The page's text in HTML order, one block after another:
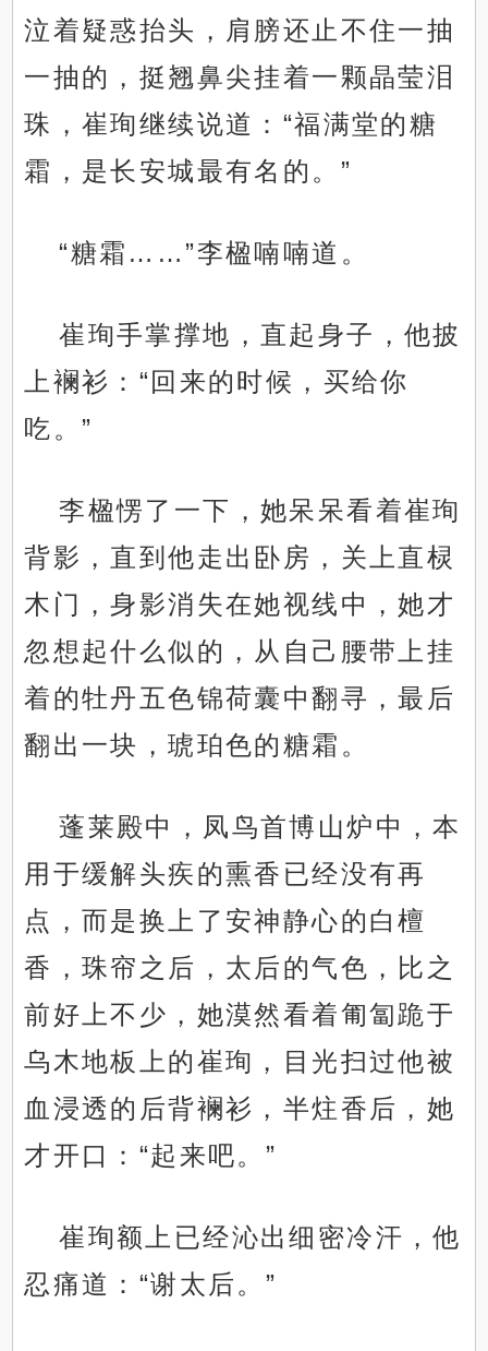
泣着疑惑抬头，肩膀还止不住一抽
一抽的，挺翘鼻尖挂着一颗晶莹泪
珠，崔珣继续说道：“福满堂的糖
霜，是长安城最有名的。”
“糖霜……”李楹喃喃道。
崔珣手掌撑地，直起身子，他披
上襕衫：“回来的时候，买给你
吃。”
李楹愣了一下，她呆呆看着崔珣
背影，直到他走出卧房，关上直棂
木门，身影消失在她视线中，她才
忽想起什么似的，从自己腰带上挂
着的牡丹五色锦荷囊中翻寻，最后
翻出一块，琥珀色的糖霜。
蓬莱殿中，凤鸟首博山炉中，本
用于缓解头疾的熏香已经没有再
点，而是换上了安神静心的白檀
香，珠帘之后，太后的气色，比之
前好上不少，她漠然看着匍匐跪于
乌木地板上的崔珣，目光扫过他被
血浸透的后背襕衫，半炷香后，她
才开口：“起来吧。”
崔珣额上已经沁出细密冷汗，他
忍痛道：“谢太后。”